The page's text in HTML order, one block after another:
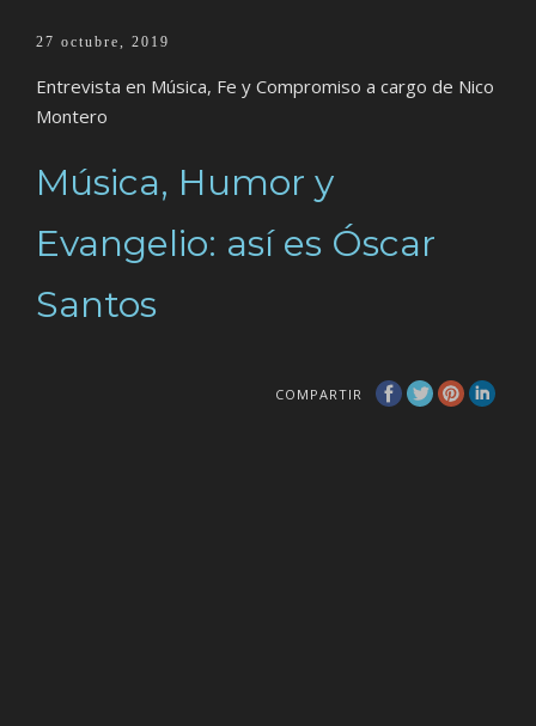
27 octubre, 2019
Entrevista en Música, Fe y Compromiso a cargo de Nico
Montero
Música, Humor y
Evangelio: así es Óscar
Santos
COMPARTIR